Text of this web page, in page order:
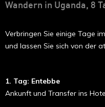
Wandern in Uganda, 8
Verbringen Sie einige Tage
und lassen Sie sich von der
1. Tag: Entebbe
Ankunft und Transfer ins